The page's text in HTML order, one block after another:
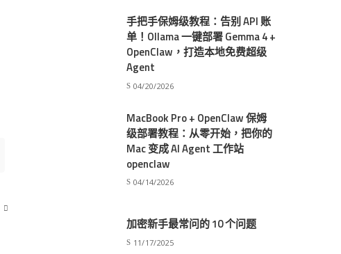
手把手保姆级教程：告别 API 账
单！Ollama 一键部署 Gemma 4 +
OpenClaw，打造本地免费超级
Agent
04/20/2026
MacBook Pro + OpenClaw 保姆
级部署教程：从零开始，把你的
Mac 变成 AI Agent 工作站
openclaw
04/14/2026
加密新手最常问的 10 个问题
11/17/2025